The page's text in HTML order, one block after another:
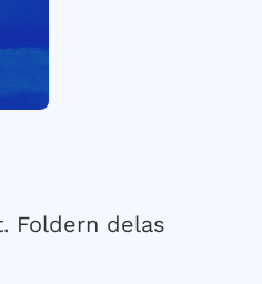
Foldern delas